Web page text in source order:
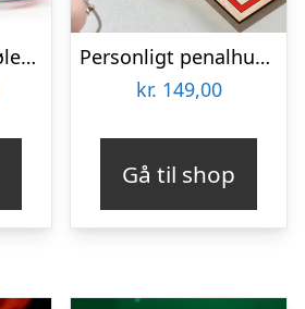
Coca-Cola Minikøleskab
Personligt penalhus med Retrodesign
kr. 149,00
Gå til shop